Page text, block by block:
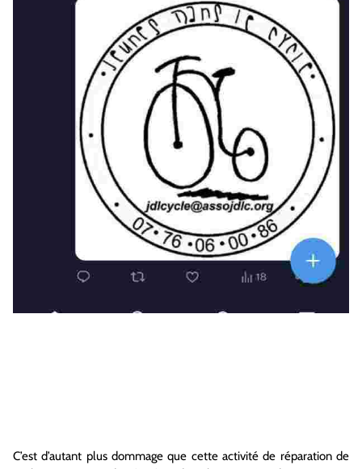
C’est d’autant plus dommage que cette activité de réparation de